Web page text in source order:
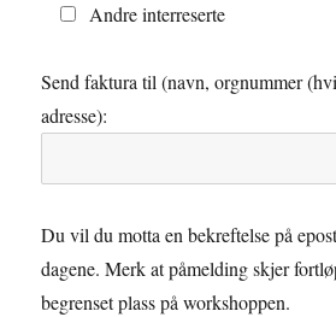
Andre interreserte
Send faktura til (navn, orgnummer
adresse):
Du vil du motta en bekreftelse på
dagene. Merk at påmelding skjer
begrenset plass på workshoppen.